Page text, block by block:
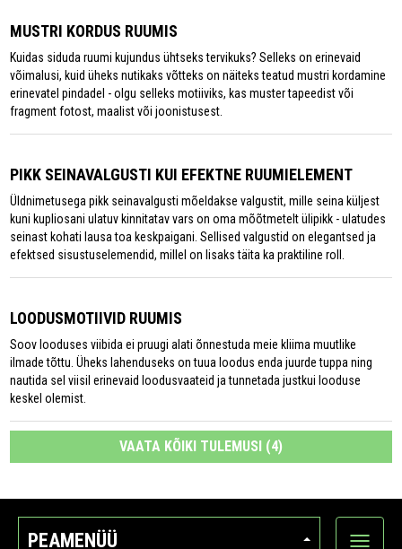
MUSTRI KORDUS RUUMIS
Kuidas siduda ruumi kujundus ühtseks tervikuks? Selleks on erinevaid
võimalusi, kuid üheks nutikaks võtteks on näiteks teatud mustri kordamine
erinevatel pindadel - olgu selleks motiiviks, kas muster tapeedist või
fragment fotost, maalist või joonistusest.
PIKK SEINAVALGUSTI KUI EFEKTNE RUUMIELEMENT
Üldnimetusega pikk seinavalgusti mõeldakse valgustit, mille seina küljest
kuni kupliosani ulatuv kinnitatav vars on oma mõõtmetelt ülipikk - ulatudes
seinast kohati lausa toa keskpaigani. Sellised valgustid on elegantsed ja
efektsed sisustuselemendid, millel on lisaks täita ka praktiline roll.
LOODUSMOTIIVID RUUMIS
Soov looduses viibida ei pruugi alati õnnestuda meie kliima muutlike
ilmade tõttu. Üheks lahenduseks on tuua loodus enda juurde tuppa ning
nautida sel viisil erinevaid loodusvaateid ja tunnetada justkui looduse
keskel olemist.
VAATA KÕIKI TULEMUSI (4)
PEAMENÜÜ Ava